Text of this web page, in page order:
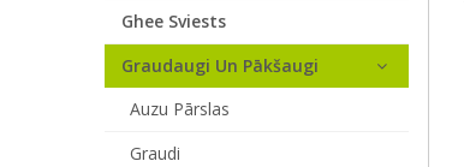
Ghee Sviests
Graudaugi Un Pākšaugi
Auzu Pārslas
Graudi